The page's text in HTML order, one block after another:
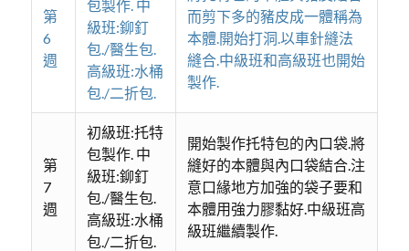
第
6
週
包製作. 中
級班:鉚釘
包./醫生包.
高級班:水桶
包./二折包.
而剪下多的豬皮成一體稱為
本體.開始打洞.以車針縫法
縫合.中級班和高級班也開始
製作.
第
7
週
初級班:托特
包製作. 中
級班:鉚釘
包./醫生包.
高級班:水桶
包./二折包.
開始製作托特包的內口袋.將
縫好的本體與內口袋結合.注
意口緣地方加強的袋子要和
本體用強力膠黏好.中級班高
級班繼續製作.